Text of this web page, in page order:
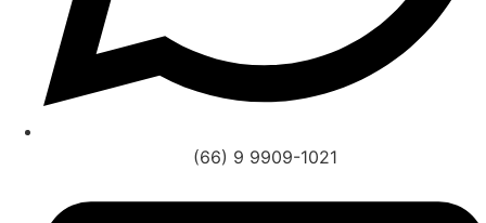
(66) 9 9909-1021